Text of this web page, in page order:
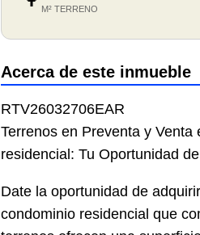
M² TERRENO
Acerca de este inmueble
RTV26032706EAR
Terrenos en Preventa y
residencial: Tu Oportunidad
Date la oportunidad de
condominio residencial que